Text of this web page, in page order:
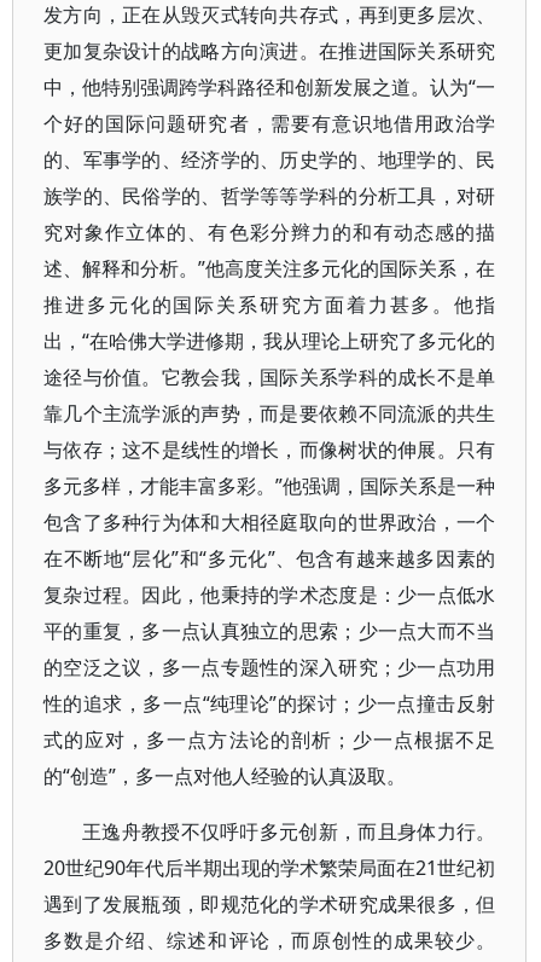
发方向，正在从毁灭式转向共存式，再到更多层次、
更加复杂设计的战略方向演进。在推进国际关系研究
中，他特别强调跨学科路径和创新发展之道。认为“一
个好的国际问题研究者，需要有意识地借用政治学
的、军事学的、经济学的、历史学的、地理学的、民
族学的、民俗学的、哲学等等学科的分析工具，对研
究对象作立体的、有色彩分辫力的和有动态感的描
述、解释和分析。”他高度关注多元化的国际关系，在
推进多元化的国际关系研究方面着力甚多。他指
出，“在哈佛大学进修期，我从理论上研究了多元化的
途径与价值。它教会我，国际关系学科的成长不是单
靠几个主流学派的声势，而是要依赖不同流派的共生
与依存；这不是线性的增长，而像树状的伸展。只有
多元多样，才能丰富多彩。”他强调，国际关系是一种
包含了多种行为体和大相径庭取向的世界政治，一个
在不断地“层化”和“多元化”、包含有越来越多因素的
复杂过程。因此，他秉持的学术态度是：少一点低水
平的重复，多一点认真独立的思索；少一点大而不当
的空泛之议，多一点专题性的深入研究；少一点功用
性的追求，多一点“纯理论”的探讨；少一点撞击反射
式的应对，多一点方法论的剖析；少一点根据不足
的“创造”，多一点对他人经验的认真汲取。
王逸舟教授不仅呼吁多元创新，而且身体力行。
20世纪90年代后半期出现的学术繁荣局面在21世纪初
遇到了发展瓶颈，即规范化的学术研究成果很多，但
多数是介绍、综述和评论，而原创性的成果较少。